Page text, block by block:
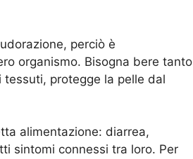
perciò è
organismo. Bisogna bere tanto
tessuti, protegge la pelle dal
alimentazione: diarrea,
sintomi connessi tra loro. Per